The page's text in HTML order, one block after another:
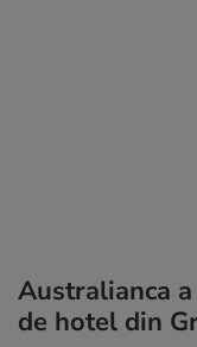
Australianca
de hotel din